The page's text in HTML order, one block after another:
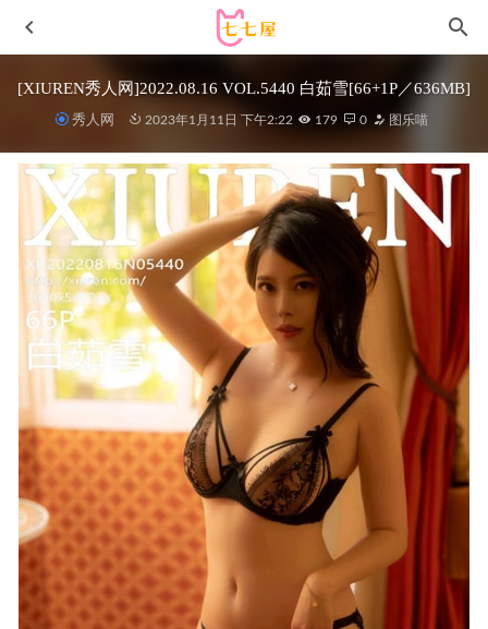
[XIUREN秀人网]2022.08.16 VOL.5440 白茹雪[66+1P／636MB]
秀人网 2023年1月11日 下午2:22 179 0 图乐喵
[Xiuren秀人网]2022.10.14 NO.5712 王雨纯[57+1P／460MB]
2023-04-13
蠢沫沫 – NO.404 向日葵绳[17P-364MB]
6天前
Bangni邦尼 – 约尔 [84P5V-816MB]
2025-06-05
抱走莫子AA – NO.69 牛牛 [41P16V-1.02GB]
2025-02-26
萱福晋 – 微密圈写真&视频合集【持续更新中】
2025-08-04